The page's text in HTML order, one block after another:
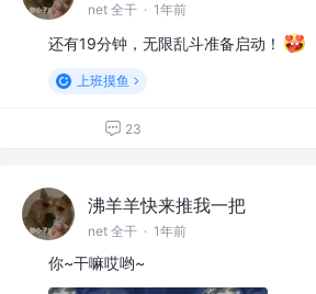
net 全干 · 1年前
还有19分钟，无限乱斗准备启动！
上班摸鱼
23
沸羊羊快来推我一把
net 全干 · 1年前
你~干嘛哎哟~